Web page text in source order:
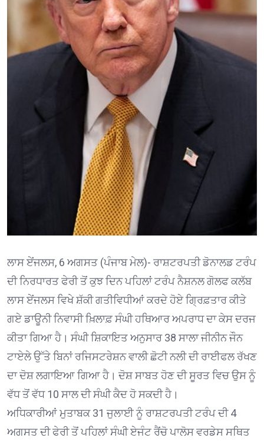
ਲਾਸ ਏਂਜਲਸ, 6 ਅਗਸਤ (ਪੰਜਾਬ ਮੇਲ)- ਰਾਸ਼ਟਰਪਤੀ ਡੋਨਾਲਡ ਟਰੰਪ
ਦੀ ਨਿਰਧਾਰਤ ਫੇਰੀ ਤੋਂ ਕੁਝ ਦਿਨ ਪਹਿਲਾਂ ਟਰੰਪ ਨੈਸ਼ਨਲ ਗੋਲਫ ਕਲੱਬ
ਲਾਸ ਏਂਜਲਸ ਵਿਖੇ ਸ਼ੱਕੀ ਗਤੀਵਿਧੀਆਂ ਕਰਦੇ ਹੋਏ ਗ੍ਰਿਫ਼ਤਾਰ ਕੀਤੇ
ਗਏ ਡਾਊਨੀ ਨਿਵਾਸੀ ਖ਼ਿਲਾਫ਼ ਸੰਘੀ ਹਥਿਆਰ ਅਪਰਾਧ ਦਾ ਕੇਸ ਦਰਜ
ਕੀਤਾ ਗਿਆ ਹੈ। ਸੰਘੀ ਸ਼ਿਕਾਇਤ ਅਨੁਸਾਰ 38 ਸਾਲਾ ਜੀਨੀਨ ਜੌਨ
ਟਾਏਲੇ ਉੱਤੇ ਬਿਨਾਂ ਰਜਿਸਟਰੇਸ਼ਨ ਵਾਲੀ ਛੋਟੀ ਨਲੀ ਦੀ ਰਾਈਫਲ ਰੱਖਣ
ਦਾ ਦੋਸ਼ ਲਗਾਇਆ ਗਿਆ ਹੈ। ਦੋਸ਼ ਸਾਬਤ ਹੋਣ ਦੀ ਸੂਰਤ ਵਿਚ ਉਸ ਨੂੰ
ਵੱਧ ਤੋਂ ਵੱਧ 10 ਸਾਲ ਦੀ ਸੰਘੀ ਕੈਦ ਹੋ ਸਕਦੀ ਹੈ।
ਅਧਿਕਾਰੀਆਂ ਮੁਤਾਬਕ 31 ਜੁਲਾਈ ਨੂੰ ਰਾਸ਼ਟਰਪਤੀ ਟਰੰਪ ਦੀ 4
ਅਗਸਤ ਦੀ ਫੇਰੀ ਤੋਂ ਪਹਿਲਾਂ ਸੰਘੀ ਏਜੰਟ ਰੈਂਚੋ ਪਾਲੋਸ ਵਰਡੇਸ ਸਥਿਤ